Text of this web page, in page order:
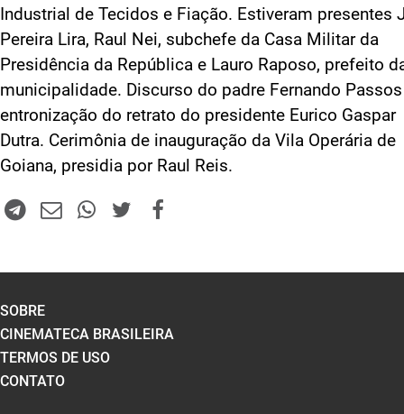
Industrial de Tecidos e Fiação. Estiveram presentes
Pereira Lira, Raul Nei, subchefe da Casa Militar da
Presidência da República e Lauro Raposo, prefeito
municipalidade. Discurso do padre Fernando
entronização do retrato do presidente Eurico Gaspar
Dutra. Cerimônia de inauguração da Vila Operária de
Goiana, presidia por Raul Reis.
SOBRE
CINEMATECA BRASILEIRA
TERMOS DE USO
CONTATO